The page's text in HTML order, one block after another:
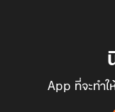
App ที่จะทำ